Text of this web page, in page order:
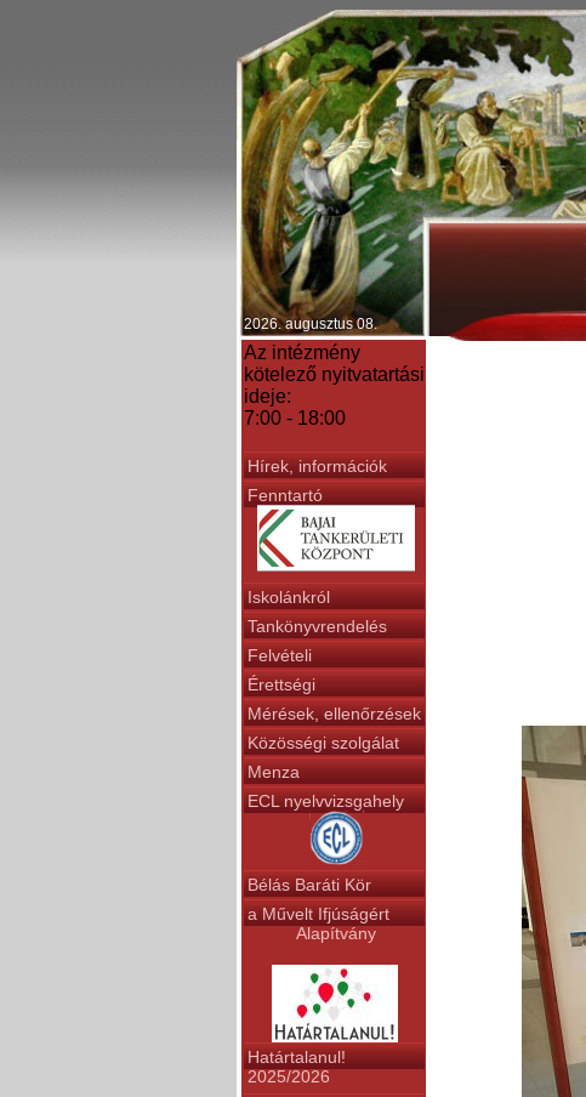
2026. augusztus 08.
Az intézmény
kötelező nyitvatartási
ideje:
7:00 - 18:00
Hírek, információk
Fenntartó
Iskolánkról
Tankönyvrendelés
Felvételi
Érettségi
Mérések, ellenőrzések
Közösségi szolgálat
Menza
ECL nyelvvizsgahely
Bélás Baráti Kör
a Művelt Ifjúságért
Alapítvány
Határtalanul!
2025/2026